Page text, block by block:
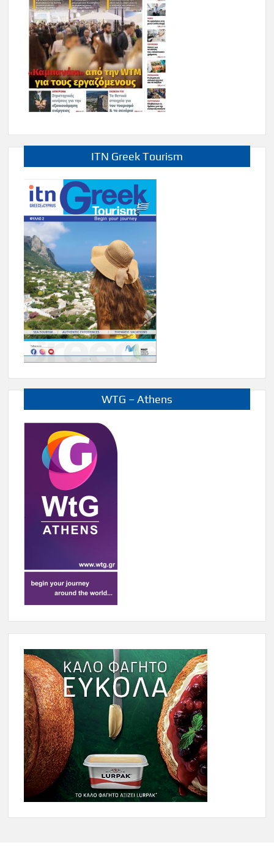
ITN Greek Tourism
WTG – Athens